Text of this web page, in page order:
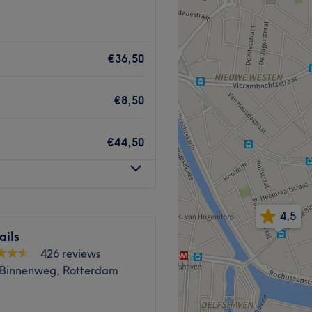
en verven. Of je nu
je nog advies willen:
wat er bij
de vorm
€36,50
€8,50
€44,50
426 reviews
Rotterdam
4,5